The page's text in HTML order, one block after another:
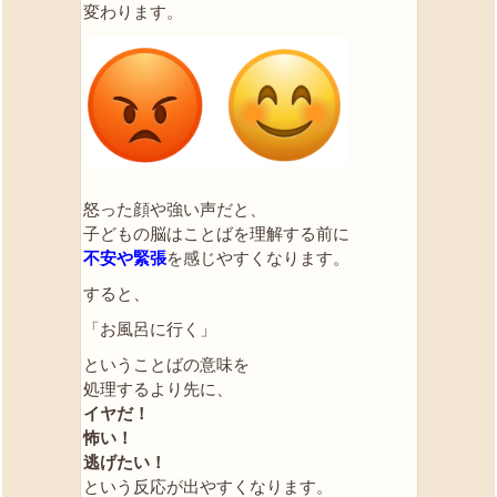
変わります。
怒った顔や強い声だと、
子どもの脳はことばを理解する前に
不安や緊張を感じやすくなります。
すると、
「お風呂に行く」
ということばの意味を
処理するより先に、
イヤだ！
怖い！
逃げたい！
という反応が出やすくなります。